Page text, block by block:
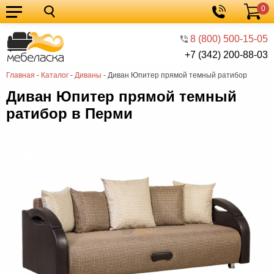
8 (800) 500-15-05
+7 (342) 200-88-03
Корзина
0
Главная - Каталог - Диваны - Диван Юпитер прямой темный ратибор
Кухонные
гарнитуры
Мебель
для
кухни
Мебель
для
спальни
Кровати
Шкафы
Диваны
Мебель
Диван Юпитер прямой темный
ратибор в Перми